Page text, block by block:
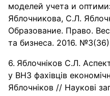
моделей учета и
Яблочникова, С.Л.
Образование. Право.
та бизнеса. 2016.
Яблочніков С.Л.
у ВНЗ фахівців
Яблочніков // Наукові